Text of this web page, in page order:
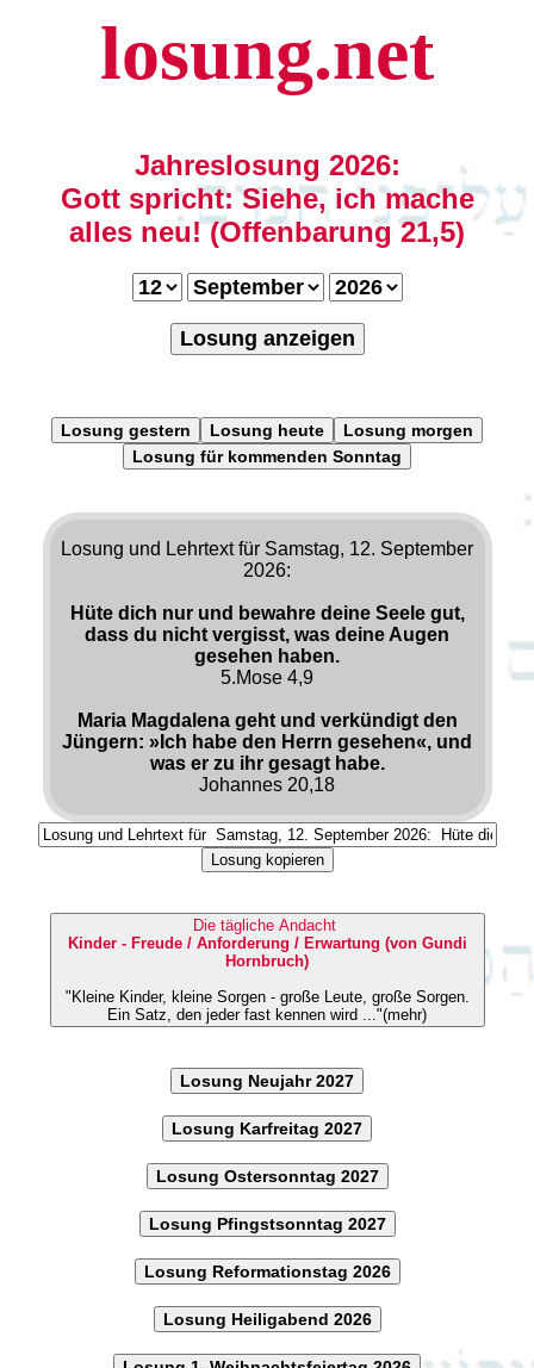
losung.net
Jahreslosung 2026:
Gott spricht: Siehe, ich mache
alles neu! (Offenbarung 21,5)
Losung anzeigen
Losung gestern Losung heute
Losung morgen
Losung für kommenden Sonntag
Losung und Lehrtext für Samstag, 12. September
2026:
Hüte dich nur und bewahre deine Seele gut,
dass du nicht vergisst, was deine Augen
gesehen haben.
5.Mose 4,9
Maria Magdalena geht und verkündigt den
Jüngern: »Ich habe den Herrn gesehen«, und
was er zu ihr gesagt habe.
Johannes 20,18
Losung kopieren
Die tägliche Andacht
Kinder - Freude / Anforderung / Erwartung (von Gundi
Hornbruch)
"Kleine Kinder, kleine Sorgen - große Leute, große Sorgen.
Ein Satz, den jeder fast kennen wird ..."(mehr)
Losung Neujahr 2027
Losung Karfreitag 2027
Losung Ostersonntag 2027
Losung Pfingstsonntag 2027
Losung Reformationstag 2026
Losung Heiligabend 2026